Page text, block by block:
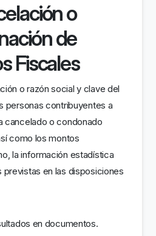
o
de
Fiscales
o razón social y clave del
personas contribuyentes a
cancelado o condonado
como los montos
la información estadística
en las disposiciones
en documentos.